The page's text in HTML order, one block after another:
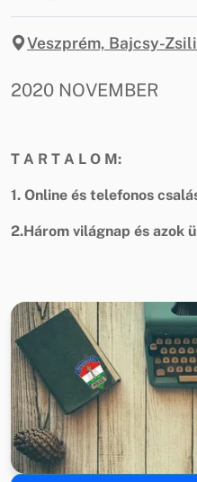
Veszprém, Bajcsy-
2020 NOVEMBER
T A R T A L O M:
1. Online és telefonos
2.Három világnap és azok